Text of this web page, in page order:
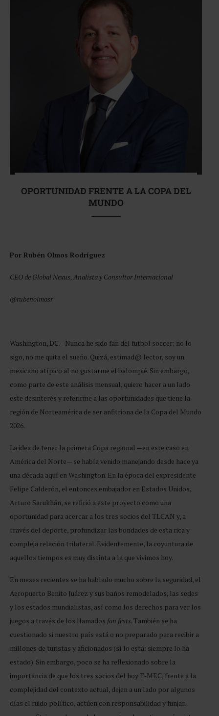
OPORTUNIDAD FRENTE A LA COPA DEL
MUNDO
Por Rubén Olmos Rodríguez
CEO de Global Nexus, Analista y Consultor Internacional
@rubenolmosr
Washington, DC.– Nunca he sido fan del futbol soccer; no lo
sigo, no me quita el sueño. Quizá, estimad@ lector, soy un
mexicano atípico al no gustarme el balompié. Sin embargo,
como parte de este análisis mensual, quiero hacer a un lado
este desinterés y referirme a las oportunidades que tiene la
región de Norteamérica de ser anfitriona de la Copa del Mundo
2026.
La idea de tener la primera Copa regional —en este caso en
América del Norte— se había venido manejando desde hace ya
una década aquí en Washington. En la época del expresidente
Felipe Calderón, el entonces embajador en Estados Unidos,
Arturo Sarukhán, se refirió a este proyecto como una
oportunidad para acercar a los tres socios del TLCAN y, a
través del deporte, profundizar las bondades de esta rica y
compleja relación trilateral. Evidentemente, la coyuntura de
aquellos tiempos es muy distinta a la que vivimos hoy.
En meses recientes se ha hablado mucho sobre la seguridad, el
Aeropuerto Benito Juárez y sus baños remodelados, las sedes
y los estados mundialistas, así como los derechos para ver los
juegos a través de los llamados fan fests. También se ha
cuestionado si nuestro país está o no preparado para recibir a
millones de turistas y aficionados (sí lo está: siempre lo ha
estado). Sin embargo, poco se ha reflexionado sobre la
importancia de que los tres socios del hoy T‑MEC, frente a la
complejidad del contexto actual, dejen a un lado por algunos
días el ruido político, actúen con responsabilidad y funjan